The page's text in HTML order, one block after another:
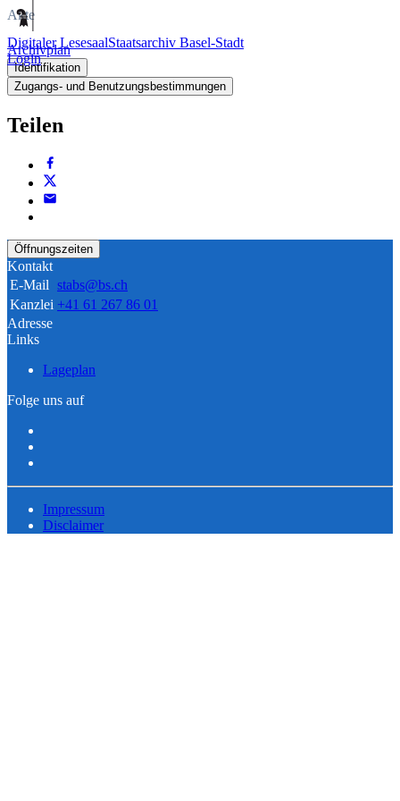
Digitaler LesesaalStaatsarchiv Basel-Stadt
Login
Akte
Archivplan
Identifikation
Zugangs- und Benutzungsbestimmungen
Teilen
Öffnungszeiten
Kontakt
E-Mail stabs@bs.ch
Kanzlei +41 61 267 86 01
Adresse
Links
Lageplan
Folge uns auf
Impressum
Disclaimer